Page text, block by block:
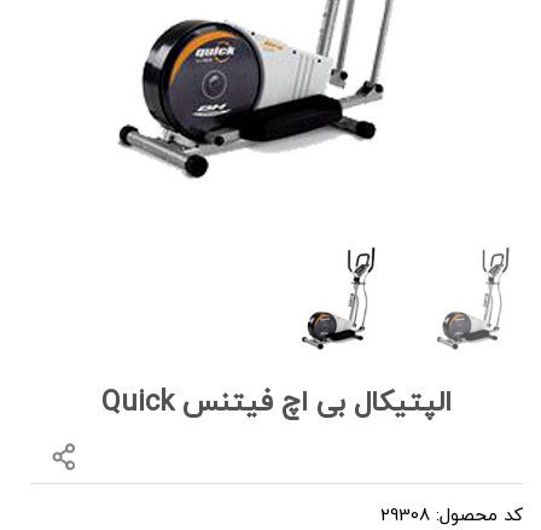
الپتیکال بی اچ فیتنس Quick
کد محصول: 29308